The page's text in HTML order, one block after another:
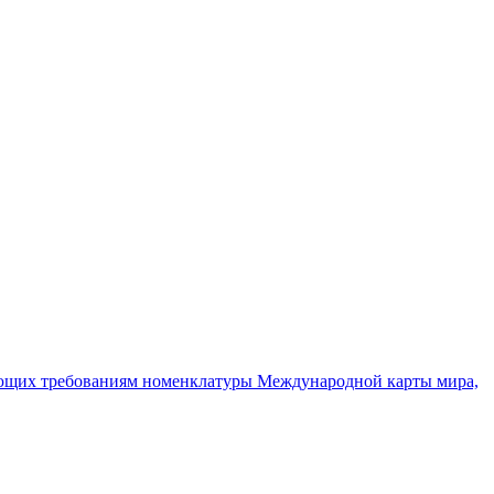
требованиям номенклатуры Международной карты мира,